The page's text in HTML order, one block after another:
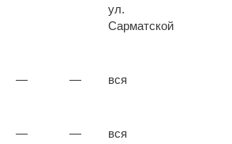
ул.
Сарматской
— — вся
— — вся